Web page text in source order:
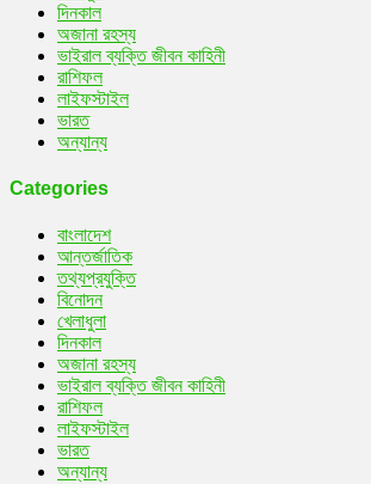
দিনকাল
অজানা রহস্য
ভাইরাল ব্যক্তি জীবন কাহিনী
রাশিফল
লাইফস্টাইল
ভারত
অন্যান্য
Categories
বাংলাদেশ
আন্তর্জাতিক
তথ্যপ্রযুক্তি
বিনোদন
খেলাধুলা
দিনকাল
অজানা রহস্য
ভাইরাল ব্যক্তি জীবন কাহিনী
রাশিফল
লাইফস্টাইল
ভারত
অন্যান্য